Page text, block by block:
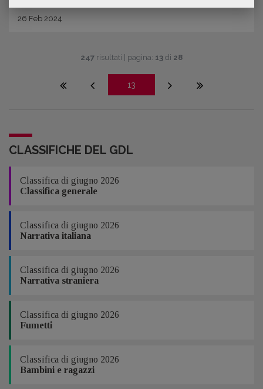
26 Feb 2024
247 risultati | pagina: 13 di 28
13
CLASSIFICHE DEL GDL
Classifica di giugno 2026
Classifica generale
Classifica di giugno 2026
Narrativa italiana
Classifica di giugno 2026
Narrativa straniera
Classifica di giugno 2026
Fumetti
Classifica di giugno 2026
Bambini e ragazzi